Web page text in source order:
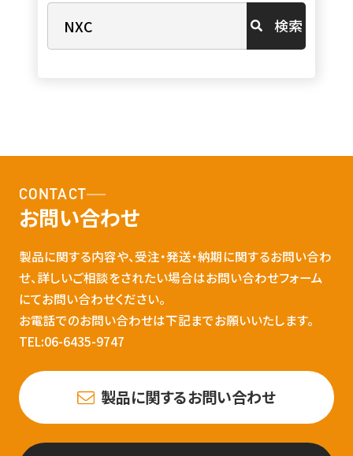
検索
CONTACT
お問い合わせ
製品に関する内容や、受注・発送・納期に関するお問い合わ
せ、詳しいご相談をされたい場合はお問い合わせフォーム
にてお問い合わせください。
お電話でのお問い合わせは下記までお願いいたします。
TEL:06-6435-9747
製品に関するお問い合わせ